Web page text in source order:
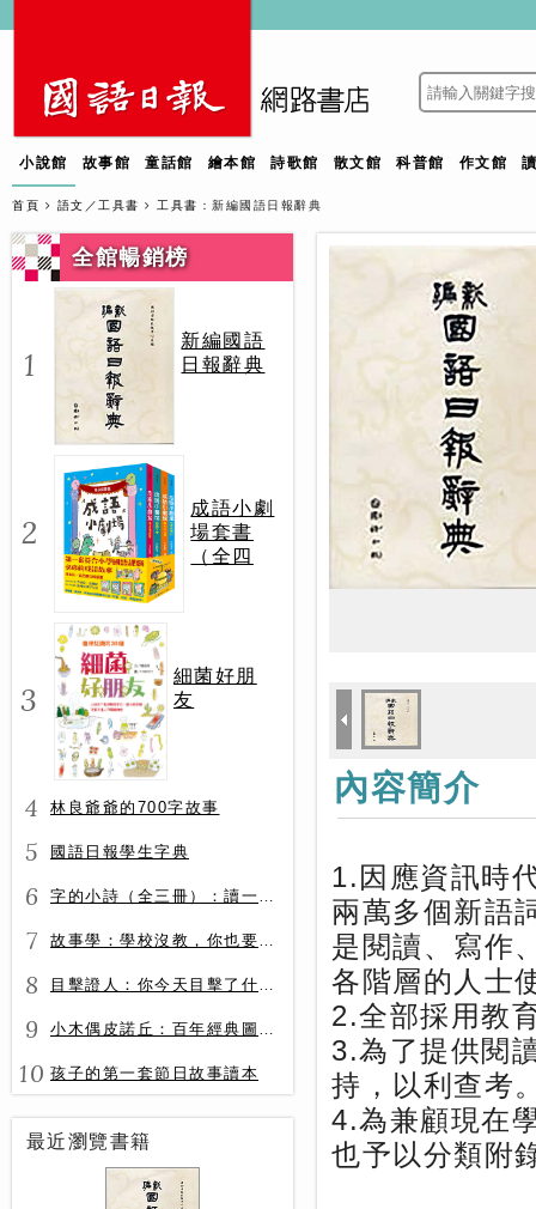
小說館 故事館 童話館 繪本館 詩歌館 散文館 科普館 作文館
首頁 語文／工具書 工具書 ：新編國語日報辭典
全館暢銷榜
1
新編國語
日報辭典
2
成語小劇
場套書
（全四
3
細菌好朋
友
4 林良爺爺的700字故事
5 國語日報學生字典
6 字的小詩（全三冊）：讀一首詩，交一個字朋友（字字小宇宙+字字看心情+字字有意思）
7 故事學：學校沒教，你也要會的表達力
8 目擊證人：你今天目擊了什麼？
9 小木偶皮諾丘：百年經典圖文全譯版
10 孩子的第一套節日故事讀本
最近瀏覽書籍
內容簡介
1.因應資訊時
兩萬多個新語
是閱讀、寫作
各階層的人士
2.全部採用教
3.為了提供閱
持，以利查考
4.為兼顧現在
也予以分類附